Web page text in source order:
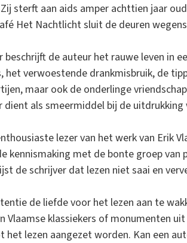
sterft aan aids amper achttien jaar
Het Nachtlicht sluit de deuren
de auteur het rauwe leven in
verwoestende drankmisbruik, de
maar ook de onderlinge
dient als smeermiddel bij de
lezer van het werk van Erik
kennismaking met de bonte groep van
de schrijver dat lezen niet saai en
de liefde voor het lezen aan te
Vlaamse klassiekers of monumenten
lezen aangezet worden. Kan een